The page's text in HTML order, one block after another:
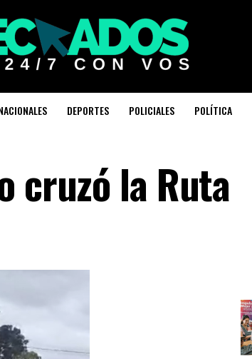
DEPORTES POLICIALES POLÍTICA
cruzó la Ruta